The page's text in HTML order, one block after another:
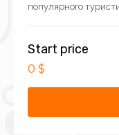
популярного
Start price
0 $